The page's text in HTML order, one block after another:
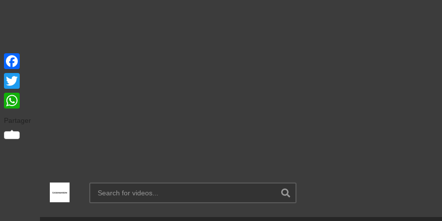
Facebook
Twitter
WhatsApp
Partager